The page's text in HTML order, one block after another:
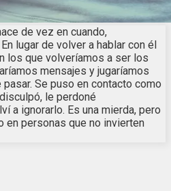
de vez en cuando,
lugar de volver a hablar con él
los que volveríamos a ser los
mensajes y jugaríamos
Se puso en contacto como
le perdoné
a ignorarlo. Es una mierda, pero
en personas que no invierten